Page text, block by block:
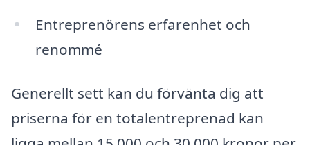
Entreprenörens erfarenhet och
renommé
Generellt sett kan du förvänta dig att
priserna för en totalentreprenad kan